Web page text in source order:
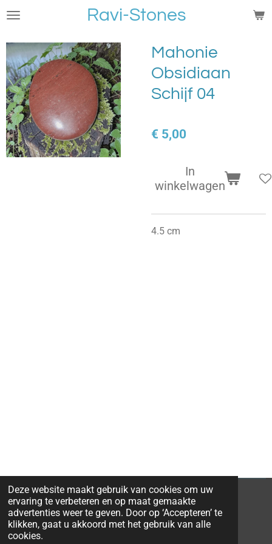
Deze website maakt gebruik van cookies om uw
ervaring te verbeteren en op maat gemaakte
advertenties weer te geven. Door op ‘Accepteren’ te
klikken, gaat u akkoord met het gebruik van alle
cookies.
Ga
naar
de
hoofdinhoud
Ravi-Stones
Mahonie
Obsidiaan
Schijf 04
€ 5,00
In
winkelwagen
4.5 cm
© 2026 Ravi-Stones